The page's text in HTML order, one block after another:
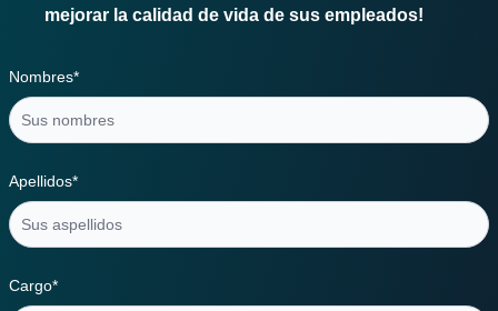
mejorar la calidad de vida de sus empleados!
Nombres*
Apellidos*
Cargo*